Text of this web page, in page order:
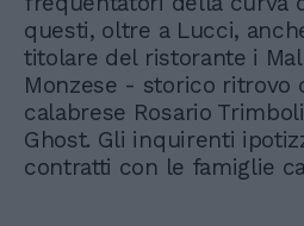
questi, oltre a Lucci,
titolare del ristorante i
Monzese - storico ritrovo
calabrese Rosario
Ghost. Gli inquirenti
contratti con le famiglie